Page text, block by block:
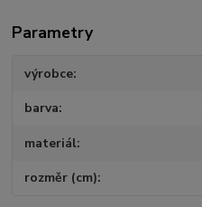
Parametry
výrobce
barva
materiál
rozměr (cm)